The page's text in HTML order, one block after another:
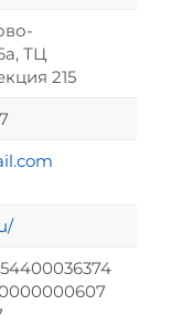
ТЦ
215